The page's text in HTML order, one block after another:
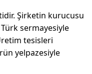
Şirketin kurucusu
sermayesiyle
tesisleri
yelpazesiyle